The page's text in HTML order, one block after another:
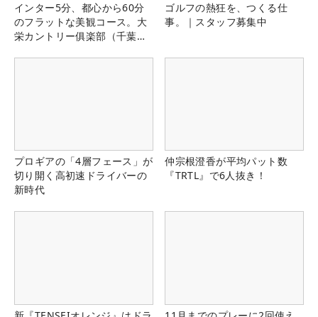
インター5分、都心から60分
のフラットな美観コース。大
栄カントリー俱楽部（千葉
ゴルフの熱狂を、つくる仕
事。｜スタッフ募集中
プロギアの「4層フェース」が
切り開く高初速ドライバーの
新時代
仲宗根澄香が平均パット数
『TRTL』で6人抜き！